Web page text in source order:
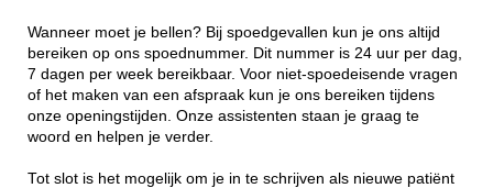
Wanneer moet je bellen? Bij spoedgevallen kun je ons altijd
bereiken op ons spoednummer. Dit nummer is 24 uur per dag,
7 dagen per week bereikbaar. Voor niet-spoedeisende vragen
of het maken van een afspraak kun je ons bereiken tijdens
onze openingstijden. Onze assistenten staan je graag te
woord en helpen je verder.
Tot slot is het mogelijk om je in te schrijven als nieuwe patiënt